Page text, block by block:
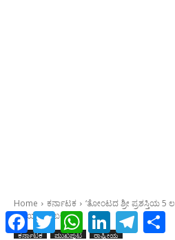
Facebook
Twitter WhatsAppLinkedInTelegram